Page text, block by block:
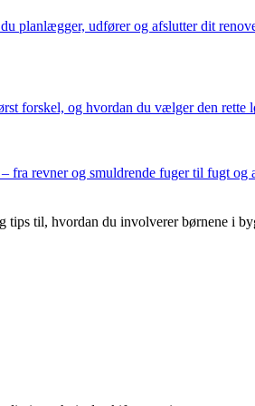
planlægger, udfører og afslutter dit
forskel, og hvordan du vælger den rette
revner og smuldrende fuger til fugt og
til, hvordan du involverer børnene i